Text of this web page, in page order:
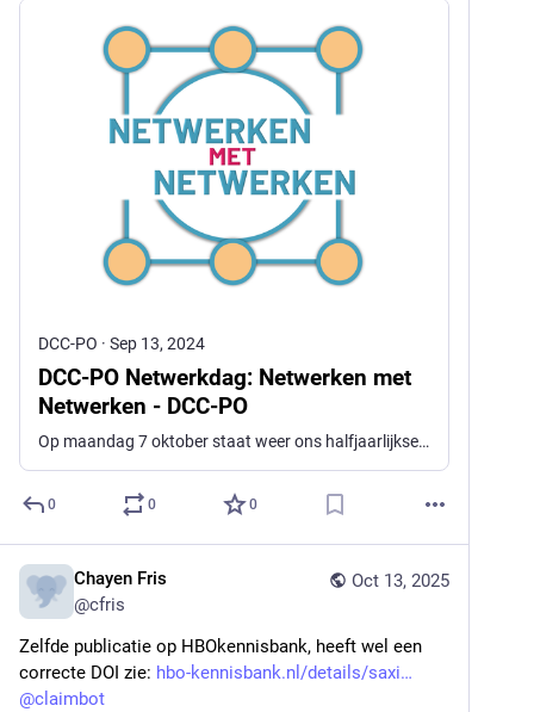
DCC-PO · Sep 13, 2024
DCC-PO Netwerkdag: Netwerken met
Netwerken - DCC-PO
Op maandag 7 oktober staat weer ons halfjaarlijkse netwerkevent gepland. Plaats van handeling is zoals gewoonlijk Domstad in Utrecht, van 9:30 tot 16:30. Het thema ditmaal is "Netwerken met Netwerken" en dat krijgt vooral in de middag vorm. Programma OchtendWe beginnen de dag met een overzicht van de voortgang en resultaten van het DCC-PO. In […]
0 0 0
Oct 13, 2025
Chayen Fris
@cfris
Zelfde publicatie op HBOkennisbank, heeft wel een
correcte DOI zie: hbo-kennisbank.nl/details/saxi
@claimbot